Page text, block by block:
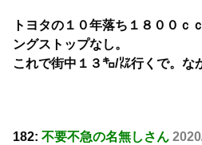
トヨタの１０年落ち１８００ｃ
ングストップなし。
これで街中１３㌔/㍑行くで。な
182: 不要不急の名無しさん